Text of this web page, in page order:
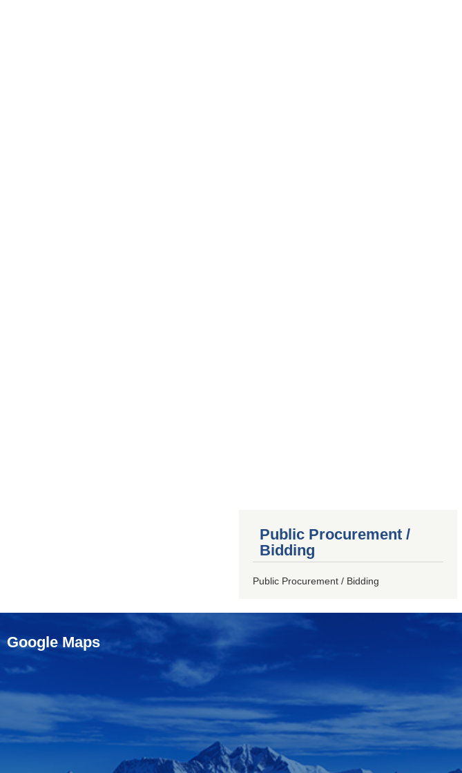
Public Procurement /
Bidding
Public Procurement / Bidding
Google Maps